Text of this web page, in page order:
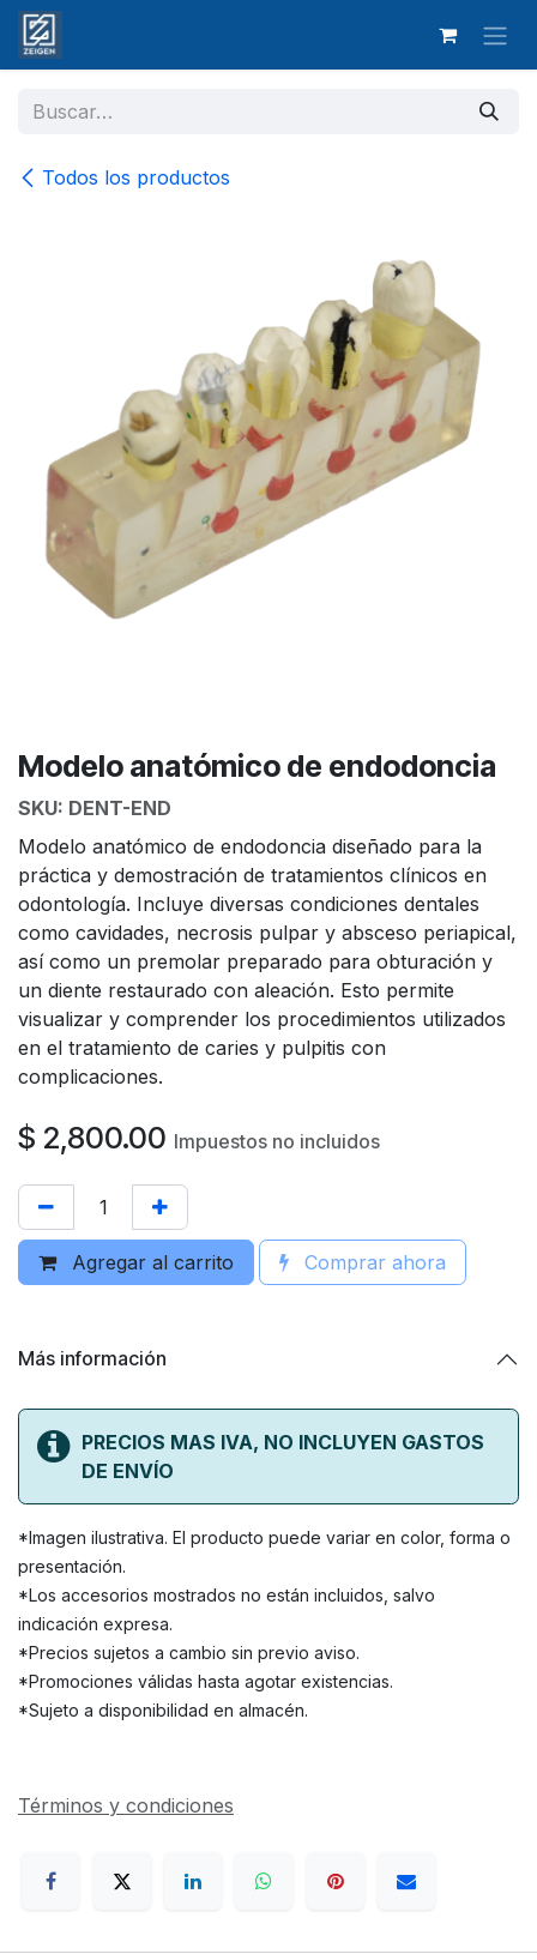
Ir al contenido
Todos los productos
Modelo anatómico de endodoncia
SKU: DENT-END
Modelo anatómico de endodoncia diseñado para la
práctica y demostración de tratamientos clínicos en
odontología. Incluye diversas condiciones dentales
como cavidades, necrosis pulpar y absceso periapical,
así como un premolar preparado para obturación y
un diente restaurado con aleación. Esto permite
visualizar y comprender los procedimientos utilizados
en el tratamiento de caries y pulpitis con
complicaciones.
$ 2,800.00 Impuestos no incluidos
Agregar al carrito Comprar ahora
Más información
PRECIOS MAS IVA, NO INCLUYEN GASTOS
DE ENVÍO
*Imagen ilustrativa. El producto puede variar en color, forma o
presentación.
*Los accesorios mostrados no están incluidos, salvo
indicación expresa.
*Precios sujetos a cambio sin previo aviso.
*Promociones válidas hasta agotar existencias.
*Sujeto a disponibilidad en almacén.
Términos y condiciones